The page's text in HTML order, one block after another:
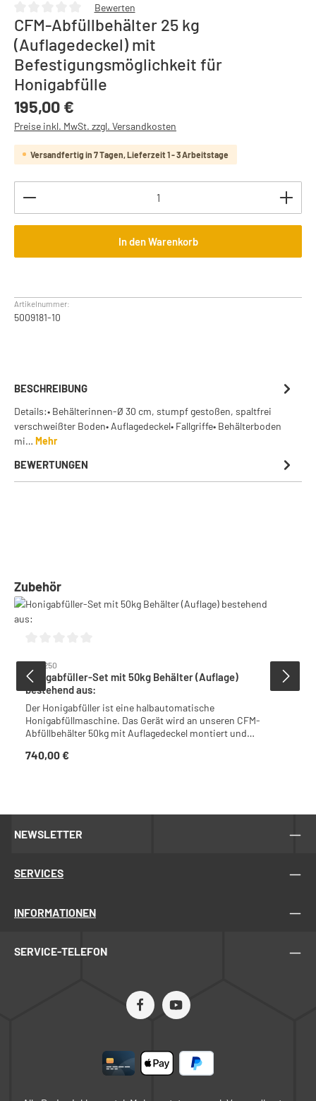
Durchschnittliche Bewertung von 0 von 5 Sternen
Bewerten
CFM-Abfüllbehälter 25 kg
(Auflagedeckel) mit
Befestigungsmöglichkeit für
Honigabfülle
Regulärer Preis:
195,00 €
Preise inkl. MwSt. zzgl. Versandkosten
Versandfertig in 7 Tagen, Lieferzeit 1 - 3 Arbeitstage
Produkt Anzahl: Gib den gewünschten Wert ein
In den Warenkorb
Artikelnummer:
5009181-10
BESCHREIBUNG
Details:• Behälterinnen-Ø 30 cm, stumpf gestoßen, spaltfrei
verschweißter Boden• Auflagedeckel• Fallgriffe• Behälterboden
mi… Mehr
BEWERTUNGEN
Produktgalerie überspringen
Zubehör
5009250
Honigabfüller-Set mit 50kg Behälter (Auflage)
bestehend aus:
Der Honigabfüller ist eine halbautomatische
Honigabfüllmaschine. Das Gerät wird an unseren CFM-
Abfüllbehälter 50kg mit Auflagedeckel montiert und
Abfüllung startet automatisch, wenn ein leeres Glas
erfolgt über ein 2.8“ Farbdisplay und ein umfangreiches
zu haben. Nebenher können die Glaser z.B. bereits
Regelung der Füllmenge* fünf frei definierbare
abzufüllenden Gläsern* einstellbare gewünschte Kulanz-
Mechanik am AbfüllerGewicht: 9,5 KiloFrachtpflichtiges
Gewicht: 15,0 KiloSet besteht aus:Honigabfüller
Regulärer Preis:
740,00 €
NEWSLETTER
SERVICES
INFORMATIONEN
SERVICE-TELEFON